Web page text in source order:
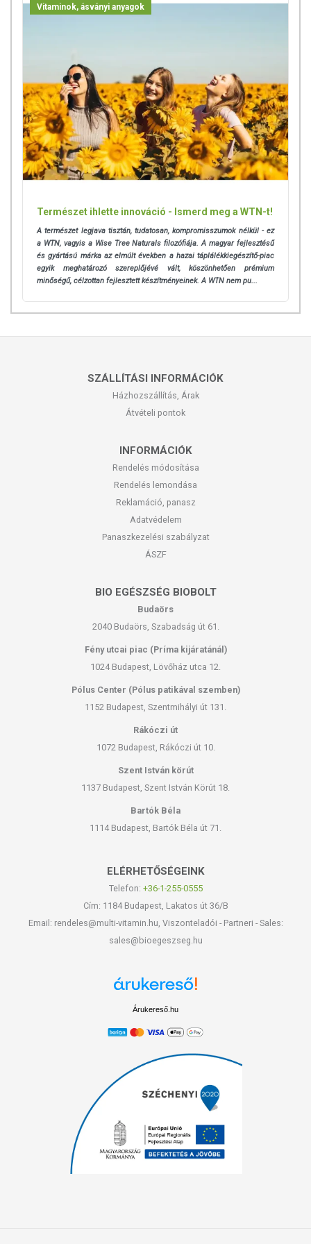
Vitaminok, ásványi anyagok
Természet ihlette innováció - Ismerd meg a WTN-t!
A természet legjava tisztán, tudatosan, kompromisszumok nélkül - ez
a WTN, vagyis a Wise Tree Naturals filozófiája. A magyar fejlesztésű
és gyártású márka az elmúlt években a hazai táplálékkiegészítő-piac
egyik meghatározó szereplőjévé vált, köszönhetően prémium
minőségű, célzottan fejlesztett készítményeinek. A WTN nem pu...
SZÁLLÍTÁSI INFORMÁCIÓK
Házhozszállítás, Árak
Átvételi pontok
INFORMÁCIÓK
Rendelés módosítása
Rendelés lemondása
Reklamáció, panasz
Adatvédelem
Panaszkezelési szabályzat
ÁSZF
BIO EGÉSZSÉG BIOBOLT
Budaörs
2040 Budaörs, Szabadság út 61.
Fény utcai piac (Príma kijáratánál)
1024 Budapest, Lövőház utca 12.
Pólus Center (Pólus patikával szemben)
1152 Budapest, Szentmihályi út 131.
Rákóczi út
1072 Budapest, Rákóczi út 10.
Szent István körút
1137 Budapest, Szent István Körút 18.
Bartók Béla
1114 Budapest, Bartók Béla út 71.
ELÉRHETŐSÉGEINK
Telefon: +36-1-255-0555
Cím: 1184 Budapest, Lakatos út 36/B
Email: rendeles@multi-vitamin.hu, Viszonteladói - Partneri - Sales:
sales@bioegeszseg.hu
Árukereső.hu